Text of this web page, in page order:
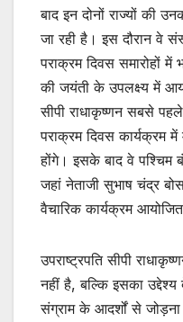
बाद इन दोनों राज्यों की
जा रही है। इस दौरान वे
पराक्रम दिवस समारोहों
की जयंती के उपलक्ष्य में
सीपी राधाकृष्णन सबसे
पराक्रम दिवस कार्यक्रम
होंगे। इसके बाद वे पश्चिम
जहां नेताजी सुभाष चंद्र
वैचारिक कार्यक्रम
उपराष्ट्रपति सीपी
नहीं है, बल्कि इसका
संग्राम के आदर्शों से